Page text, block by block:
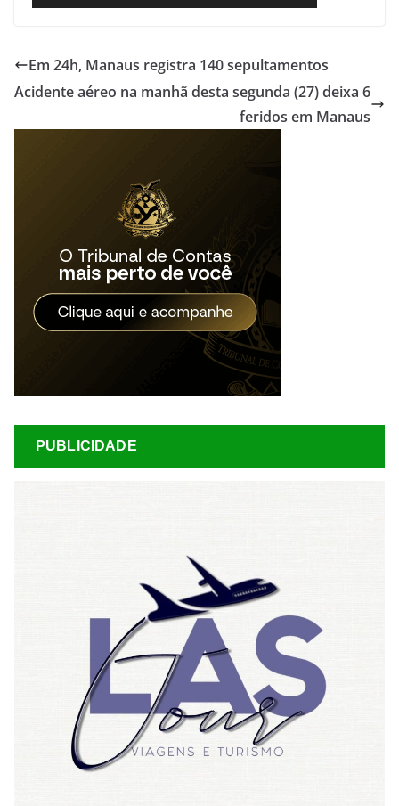
Em 24h, Manaus registra 140 sepultamentos
Acidente aéreo na manhã desta segunda (27) deixa 6
feridos em Manaus
PUBLICIDADE